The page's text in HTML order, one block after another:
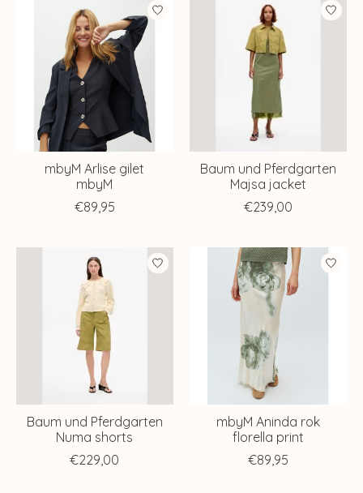
mbyM Arlise gilet
mbyM
€89,95
Baum und Pferdgarten
Majsa jacket
€239,00
Baum und Pferdgarten
Numa shorts
€229,00
mbyM Aninda rok
florella print
€89,95